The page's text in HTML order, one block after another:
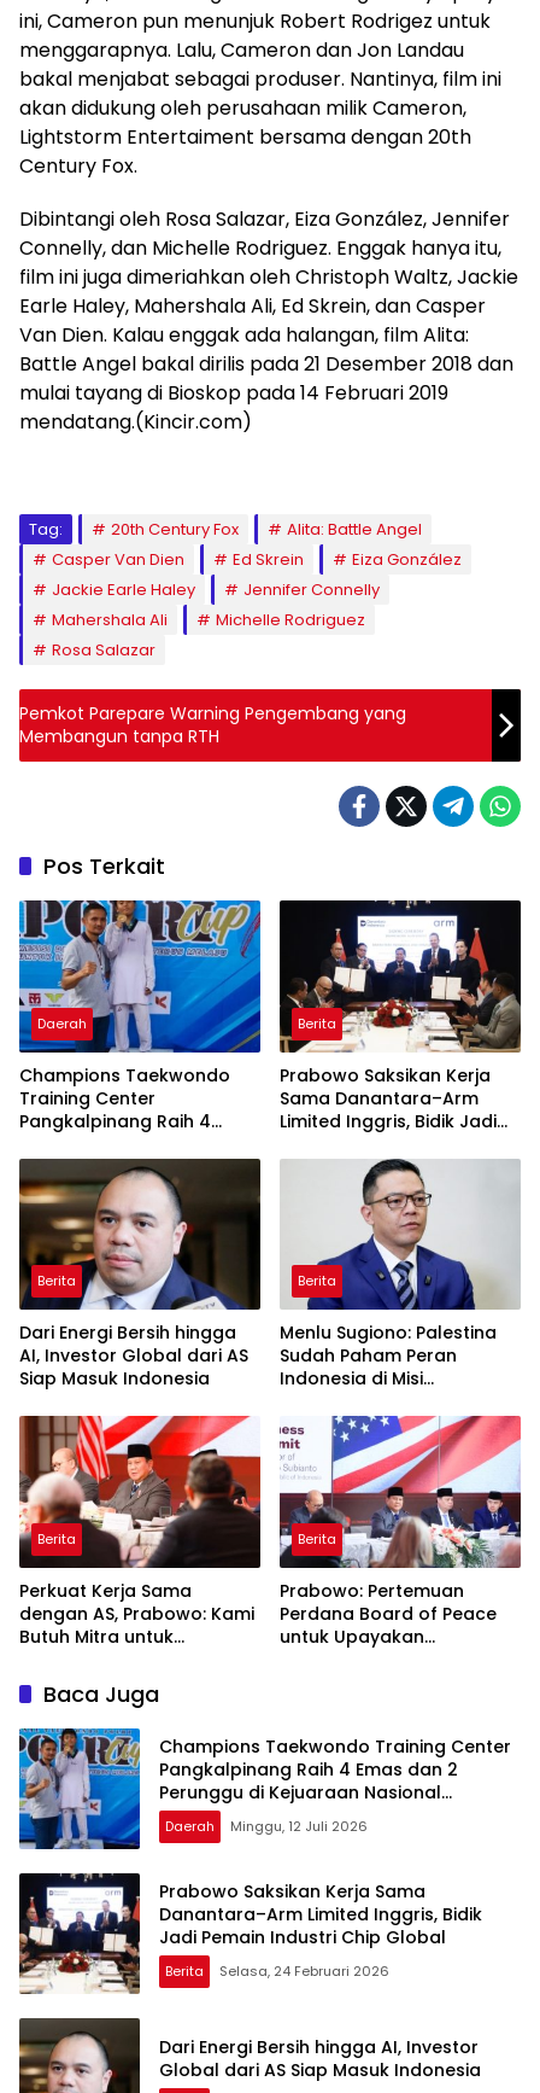
ini, Cameron pun menunjuk Robert Rodrigez untuk
menggarapnya. Lalu, Cameron dan Jon Landau
bakal menjabat sebagai produser. Nantinya, film ini
akan didukung oleh perusahaan milik Cameron,
Lightstorm Entertaiment bersama dengan 20th
Century Fox.
Dibintangi oleh Rosa Salazar, Eiza González, Jennifer
Connelly, dan Michelle Rodriguez. Enggak hanya itu,
film ini juga dimeriahkan oleh Christoph Waltz, Jackie
Earle Haley, Mahershala Ali, Ed Skrein, dan Casper
Van Dien. Kalau enggak ada halangan, film Alita:
Battle Angel bakal dirilis pada 21 Desember 2018 dan
mulai tayang di Bioskop pada 14 Februari 2019
mendatang.(Kincir.com)
Tag: 20th Century Fox
Alita: Battle Angel
Casper Van Dien
Ed Skrein
Eiza González
Jackie Earle Haley
Jennifer Connelly
Mahershala Ali
Michelle Rodriguez
Rosa Salazar
Pemkot Parepare Warning Pengembang yang
Membangun tanpa RTH
Pos Terkait
Daerah
Champions Taekwondo
Training Center
Pangkalpinang Raih 4
Kejuaraan Nasional
Taekwondo Kapolri Cup VII
Tahun 2026
Berita
Prabowo Saksikan Kerja
Sama Danantara–Arm
Limited Inggris, Bidik Jadi
Global
Berita
Dari Energi Bersih hingga
AI, Investor Global dari AS
Siap Masuk Indonesia
Berita
Menlu Sugiono: Palestina
Sudah Paham Peran
Indonesia di Misi
Berita
Perkuat Kerja Sama
dengan AS, Prabowo: Kami
Butuh Mitra untuk
Berita
Prabowo: Pertemuan
Perdana Board of Peace
untuk Upayakan
Baca Juga
Champions Taekwondo Training Center
Pangkalpinang Raih 4 Emas dan 2
Perunggu di Kejuaraan Nasional
Taekwondo Kapolri Cup VII Tahun 2026
Daerah Minggu, 12 Juli 2026
Prabowo Saksikan Kerja Sama
Danantara–Arm Limited Inggris, Bidik
Jadi Pemain Industri Chip Global
Berita Selasa, 24 Februari 2026
Dari Energi Bersih hingga AI, Investor
Global dari AS Siap Masuk Indonesia